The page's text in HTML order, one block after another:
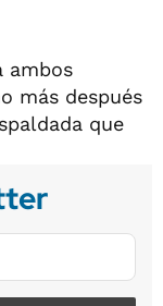
ambos
más después
que